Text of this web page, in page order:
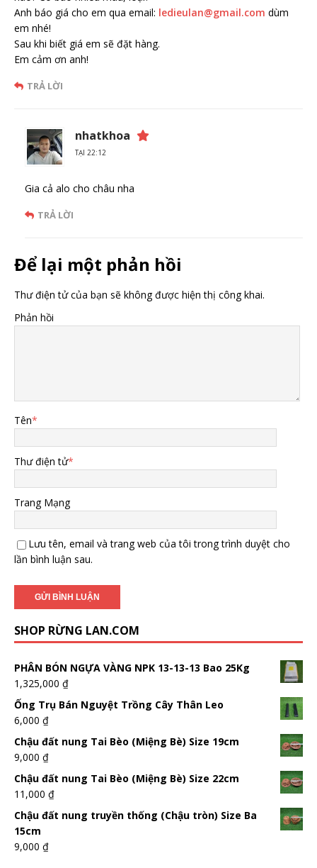
Anh báo giá cho em qua email: ledieulan@gmail.com dùm
em nhé!
Sau khi biết giá em sẽ đặt hàng.
Em cảm ơn anh!
TRẢ LỜI
nhatkhoa
TẠI 22:12
Gia cả alo cho châu nha
TRẢ LỜI
Để lại một phản hồi
Thư điện tử của bạn sẽ không được hiện thị công khai.
Phản hồi
Tên*
Thư điện tử*
Trang Mạng
Lưu tên, email và trang web của tôi trong trình duyệt cho
lần bình luận sau.
SHOP RỪNG LAN.COM
PHÂN BÓN NGỰA VÀNG NPK 13-13-13 Bao 25Kg
1,325,000 ₫
Ống Trụ Bán Nguyệt Trồng Cây Thân Leo
6,000 ₫
Chậu đất nung Tai Bèo (Miệng Bè) Size 19cm
9,000 ₫
Chậu đất nung Tai Bèo (Miệng Bè) Size 22cm
11,000 ₫
Chậu đất nung truyền thống (Chậu tròn) Size Ba
15cm
9,000 ₫